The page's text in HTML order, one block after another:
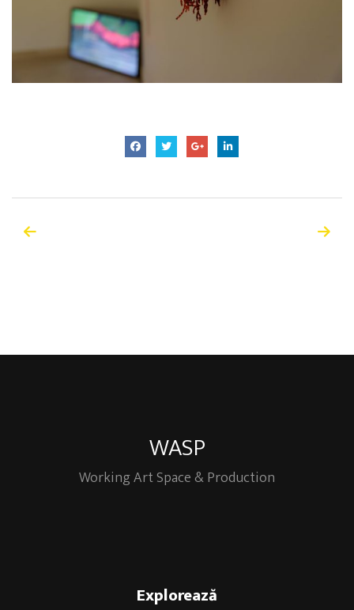
WASP
Working Art Space & Production
Explorează